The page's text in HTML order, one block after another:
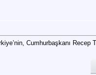
Cumhurbaşkanı Recep